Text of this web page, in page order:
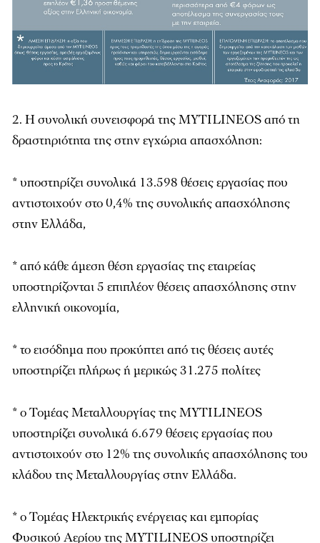
2. H συνολική συνεισφορά της MYTILINEOS από τη
δραστηριότητα της στην εγχώρια απασχόληση:
* υποστηρίζει συνολικά 13.598 θέσεις εργασίας που
αντιστοιχούν στο 0,4% της συνολικής απασχόλησης
στην Ελλάδα,
* από κάθε άμεση θέση εργασίας της εταιρείας
υποστηρίζονται 5 επιπλέον θέσεις απασχόλησης στην
ελληνική οικονομία,
* το εισόδημα που προκύπτει από τις θέσεις αυτές
υποστηρίζει πλήρως ή μερικώς 31.275 πολίτες
* ο Τομέας Μεταλλουργίας της MYTILINEOS
υποστηρίζει συνολικά 6.679 θέσεις εργασίας που
αντιστοιχούν στο 12% της συνολικής απασχόλησης του
κλάδου της Μεταλλουργίας στην Ελλάδα.
* ο Τομέας Ηλεκτρικής ενέργειας και εμπορίας
Φυσικού Αερίου της MYTILINEOS υποστηρίζει